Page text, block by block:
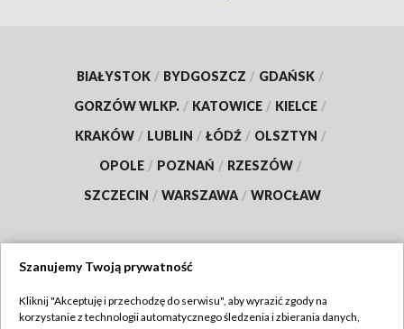
BIAŁYSTOK / BYDGOSZCZ / GDAŃSK /
GORZÓW WLKP. / KATOWICE / KIELCE /
KRAKÓW / LUBLIN / ŁÓDŹ / OLSZTYN /
OPOLE / POZNAŃ / RZESZÓW /
SZCZECIN / WARSZAWA / WROCŁAW
TVP
Szanujemy Twoją prywatność
Kliknij "Akceptuję i przechodzę do serwisu", aby wyrazić zgody na
korzystanie z technologii automatycznego śledzenia i zbierania danych,